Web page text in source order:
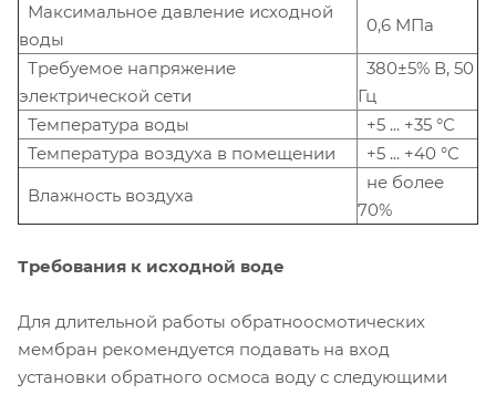
Максимальное давление исходной
воды
0,6 МПа
Требуемое напряжение
электрической сети
380±5% В, 50
Гц
Температура воды
+5 ... +35 °С
Температура воздуха в помещении
+5 ... +40 °С
Влажность воздуха
не более
70%
Требования к исходной воде
Для длительной работы обратноосмотических
мембран рекомендуется подавать на вход
установки обратного осмоса воду с следующими